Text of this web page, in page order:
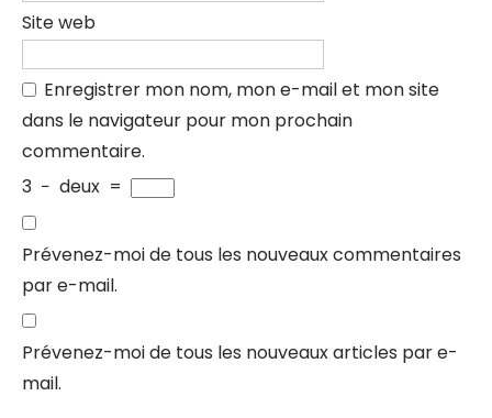
Site web
Enregistrer mon nom, mon e-mail et mon site
dans le navigateur pour mon prochain
commentaire.
3 − deux =
Prévenez-moi de tous les nouveaux commentaires
par e-mail.
Prévenez-moi de tous les nouveaux articles par e-
mail.